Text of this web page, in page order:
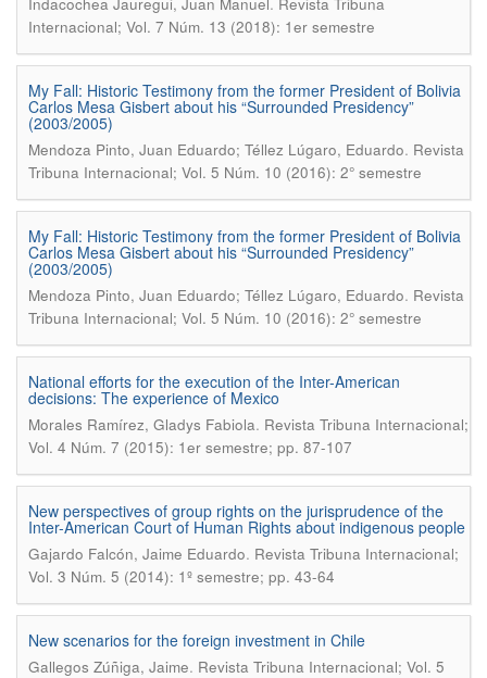
Internacional; Vol. 7 Núm. 13 (2018): 1er semestre
My Fall: Historic Testimony from the former President of Bolivia
Carlos Mesa Gisbert about his “Surrounded Presidency”
(2003/2005)
Mendoza Pinto, Juan Eduardo; Téllez Lúgaro, Eduardo. Revista
Tribuna Internacional; Vol. 5 Núm. 10 (2016): 2° semestre
My Fall: Historic Testimony from the former President of Bolivia
Carlos Mesa Gisbert about his “Surrounded Presidency”
(2003/2005)
Mendoza Pinto, Juan Eduardo; Téllez Lúgaro, Eduardo. Revista
Tribuna Internacional; Vol. 5 Núm. 10 (2016): 2° semestre
National efforts for the execution of the Inter-American
decisions: The experience of Mexico
Morales Ramírez, Gladys Fabiola. Revista Tribuna Internacional;
Vol. 4 Núm. 7 (2015): 1er semestre; pp. 87-107
New perspectives of group rights on the jurisprudence of the
Inter-American Court of Human Rights about indigenous people
Gajardo Falcón, Jaime Eduardo. Revista Tribuna Internacional;
Vol. 3 Núm. 5 (2014): 1º semestre; pp. 43-64
New scenarios for the foreign investment in Chile
Gallegos Zúñiga, Jaime. Revista Tribuna Internacional; Vol. 5